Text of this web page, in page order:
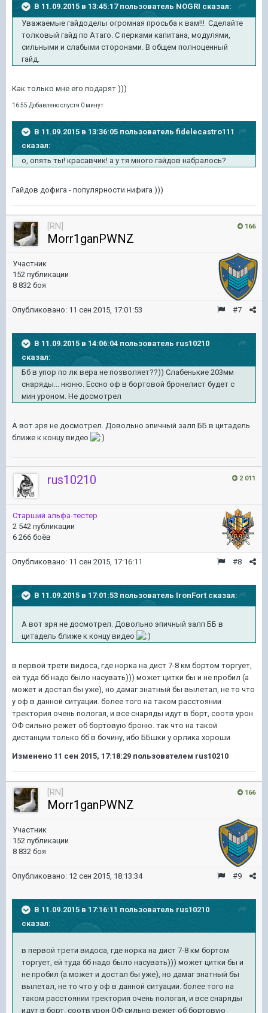
В 11.09.2015 в 13:45:17 пользователь NOGRI сказал:
Уважаемые гайдоделы огромная просьба к вам!!! Сделайте
толковый гайд по Атаго. С перками капитана, модулями,
сильными и слабыми сторонами. В общем полноценный
гайд.
Как только мне его подарят )))
16:55 Добавлено спустя 0 минут
В 11.09.2015 в 13:36:05 пользователь fidelecastro111
сказал:
о, опять ты! красавчик! а у тя много гайдов набралось?
Гайдов дофига - популярности нифига )))
166
[RN]
Morr1ganPWNZ
Участник
152 публикации
8 832 боя
#7
Опубликовано: 11 сен 2015, 17:01:53
В 11.09.2015 в 14:06:04 пользователь rus10210
сказал:
Бб в упор по лк вера не позволяет??)) Слабенькие 203мм
снаряды... нюню. Ессно оф в бортовой бронелист будет с
мин уроном. Не досмотрел
А вот зря не досмотрел. Довольно эпичный залп ББ в цитадель
ближе к концу видео
2 011
rus10210
Старший альфа-тестер
2 542 публикации
6 266 боёв
#8
Опубликовано: 11 сен 2015, 17:16:11
В 11.09.2015 в 17:01:53 пользователь IronFort сказал:
А вот зря не досмотрел. Довольно эпичный залп ББ в
цитадель ближе к концу видео
в первой трети видоса, где норка на дист 7-8 км бортом торгует,
ей туда бб надо было насувать))) может цитки бы и не пробил (а
может и достал бы уже), но дамаг знатный бы вылетал, не то что
у оф в данной ситуации. более того на таком расстоянии
тректория очень пологая, и все снаряды идут в борт, соотв урон
ОФ сильно режет об бортовую броню. так что на такой
дистанции только бб в бочину, ибо ББшки у орлика хороши
Изменено 11 сен 2015, 17:18:29 пользователем rus10210
166
[RN]
Morr1ganPWNZ
Участник
152 публикации
8 832 боя
#9
Опубликовано: 12 сен 2015, 18:13:34
В 11.09.2015 в 17:16:11 пользователь rus10210
сказал:
в первой трети видоса, где норка на дист 7-8 км бортом
торгует, ей туда бб надо было насувать))) может цитки бы и
не пробил (а может и достал бы уже), но дамаг знатный бы
вылетал, не то что у оф в данной ситуации. более того на
таком расстоянии тректория очень пологая, и все снаряды
идут в борт, соотв урон ОФ сильно режет об бортовую